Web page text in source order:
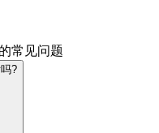
常见问题
?